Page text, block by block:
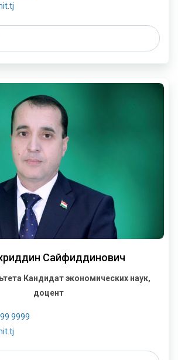
Сайфиддинович
Кандидат экономических наук,
доцент
9999